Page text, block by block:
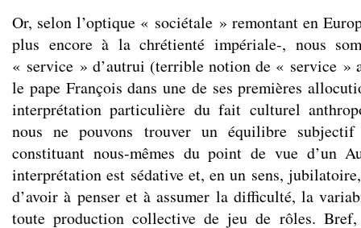
Or, selon l’optique « sociétale » remontant en
plus encore à la chrétienté impériale-, nous
« service » d’autrui (terrible notion de « service »
le pape François dans une de ses premières
interprétation particulière du fait culturel
nous ne pouvons trouver un équilibre subjectif
constituant nous-mêmes du point de vue d’un
interprétation est sédative et, en un sens,
d’avoir à penser et à assumer la difficulté, la
toute production collective de jeu de rôles.